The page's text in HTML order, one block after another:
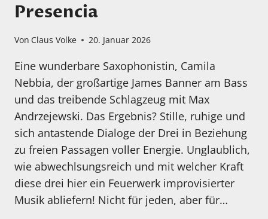
Presencia
Von Claus Volke 20. Januar 2026
Eine wunderbare Saxophonistin, Camila
Nebbia, der großartige James Banner am Bass
und das treibende Schlagzeug mit Max
Andrzejewski. Das Ergebnis? Stille, ruhige und
sich antastende Dialoge der Drei in Beziehung
zu freien Passagen voller Energie. Unglaublich,
wie abwechlsungsreich und mit welcher Kraft
diese drei hier ein Feuerwerk improvisierter
Musik abliefern! Nicht für jeden, aber für…